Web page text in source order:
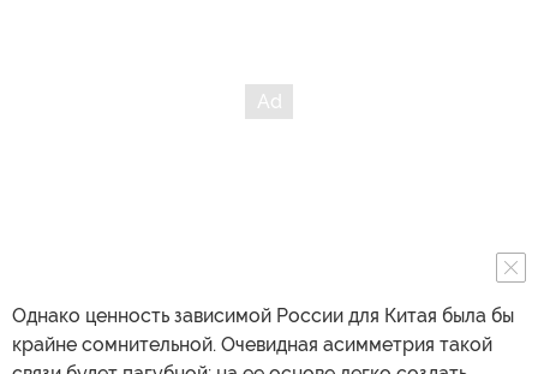
Однако ценность зависимой России для Китая была бы
крайне сомнительной. Очевидная асимметрия такой